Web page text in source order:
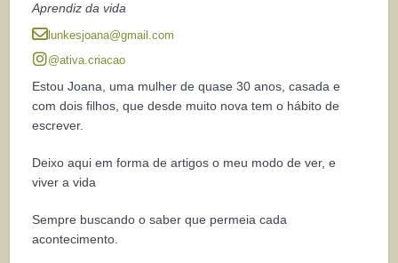
Aprendiz da vida
lunkesjoana@gmail.com
@ativa.criacao
Estou Joana, uma mulher de quase 30 anos, casada e
com dois filhos, que desde muito nova tem o hábito de
escrever.
Deixo aqui em forma de artigos o meu modo de ver, e
viver a vida
Sempre buscando o saber que permeia cada
acontecimento.